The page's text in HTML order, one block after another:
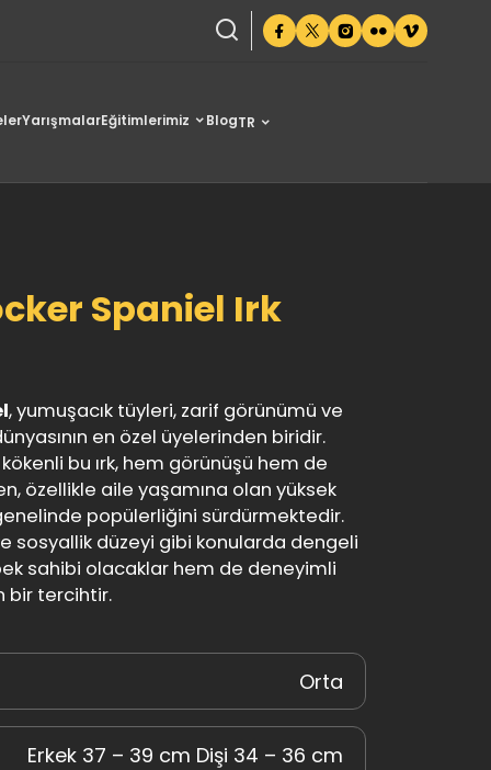
YarışmalarEğitimlerimiz BlogTR
Spaniel Irk
, yumuşacık tüyleri, zarif görünümü ve
en özel üyelerinden biridir.
bu ırk, hem görünüşü hem de
özellikle aile yaşamına olan yüksek
popülerliğini sürdürmektedir.
sosyallik düzeyi gibi konularda dengeli
sahibi olacaklar hem de deneyimli
bir tercihtir.
Orta
Erkek 37 – 39 cm Dişi 34 – 36 cm